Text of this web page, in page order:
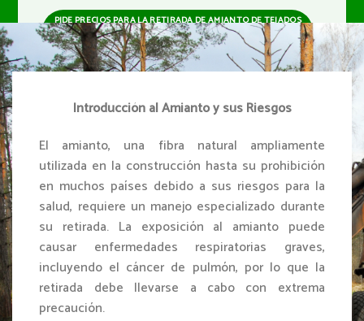
PIDE PRECIOS PARA LA RETIRADA DE AMIANTO DE TEJADOS
O BAJANTES EN BARAKALDO
Introducción al Amianto y sus Riesgos
El amianto, una fibra natural ampliamente
utilizada en la construcción hasta su prohibición
en muchos países debido a sus riesgos para la
salud, requiere un manejo especializado durante
su retirada. La exposición al amianto puede
causar enfermedades respiratorias graves,
incluyendo el cáncer de pulmón, por lo que la
retirada debe llevarse a cabo con extrema
precaución.